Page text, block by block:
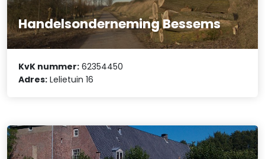
Handelsonderneming Bessems
KvK nummer: 62354450
Adres: Lelietuin 16